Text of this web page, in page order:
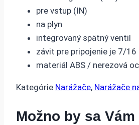
pre vstup (IN)
na plyn
integrovaný spätný ventil
závit pre pripojenie je 7/16
materiál ABS / nerezová
Kategórie Narážače, Narážače
Možno by sa